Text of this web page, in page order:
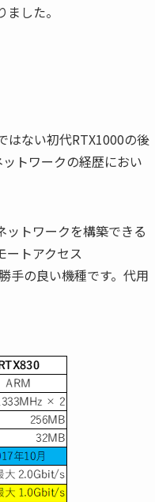
した。
はない初代RTX1000の後
トワークの経歴におい
ットワークを構築できる
ートアクセス
手の良い機種です。代用